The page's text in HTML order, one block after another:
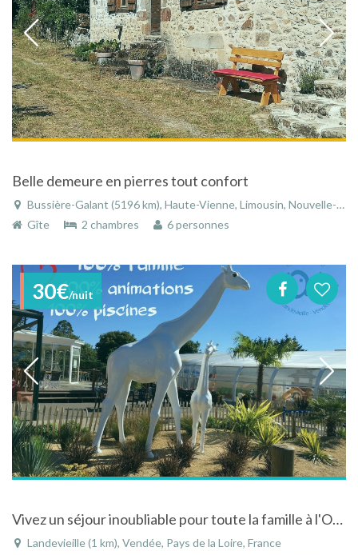
Belle demeure en pierres tout confort
Bussière-Galant (5196 km), Haute-Vienne, Limousin, Nouvelle-Aquitaine, France
Gîte
2 chambres 6 personnes
30€/nuit
Vivez un séjour inoubliable pour toute la famille à l'Orée de l'Océan en Vendée
Landevieille (1 km), Vendée, Pays de la Loire, France